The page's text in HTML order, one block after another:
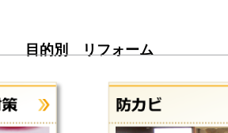
目的別 リフォーム